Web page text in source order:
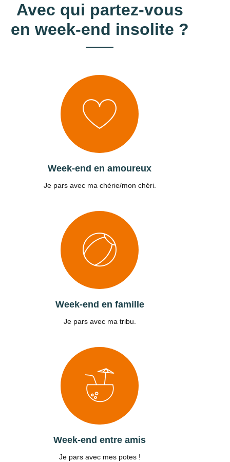
Avec qui partez-vous
en week-end insolite ?
Week-end en amoureux
Je pars avec ma chérie/mon chéri.
Week-end en famille
Je pars avec ma tribu.
Week-end entre amis
Je pars avec mes potes !